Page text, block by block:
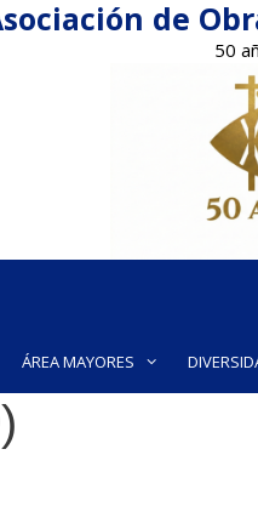
de
50
ÁREA MAYORES